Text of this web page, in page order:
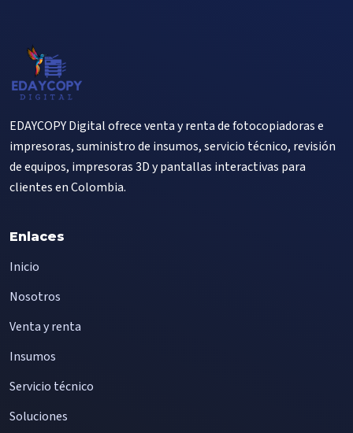
EDAYCOPY Digital ofrece venta y renta de fotocopiadoras e
impresoras, suministro de insumos, servicio técnico, revisión
de equipos, impresoras 3D y pantallas interactivas para
clientes en Colombia.
Enlaces
Inicio
Nosotros
Venta y renta
Insumos
Servicio técnico
Soluciones